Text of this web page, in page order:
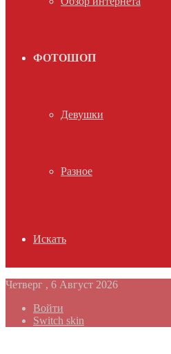
ФОТОШОП
Девушки
Разное
Искать
Четверг , 6 Август 2026
Войти
Switch skin